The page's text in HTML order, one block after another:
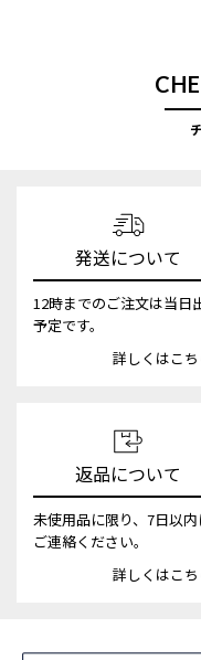
発送について
12時までのご注文は当日
予定です。
詳しくはこち
返品について
未使用品に限り、7日以
ご連絡ください。
詳しくはこち